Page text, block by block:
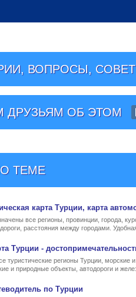
ВОПРОСЫ,
ДРУЗЬЯМ ОБ ЭТОМ
ТЕМЕ
карта Турции, карта
все регионы, провинции, города,
расстояния между городами.
Турции -
туристические регионы Турции,
и природные объекты, автодороги и
по Турции